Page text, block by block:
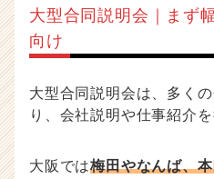
大型合同説明会｜まず
向け
大型合同説明会は、多く
り、会社説明や仕事紹介
大阪では梅田やなんば、